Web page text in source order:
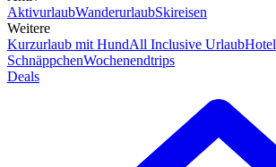
AktivurlaubWanderurlaubSkireisen
Weitere
Kurzurlaub mit HundAll Inclusive UrlaubHotel
SchnäppchenWochenendtrips
Deals